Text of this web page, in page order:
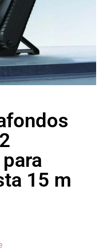
15 m